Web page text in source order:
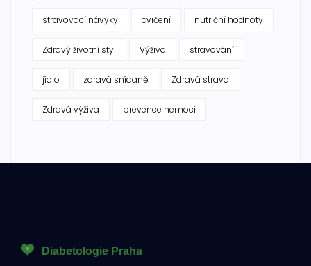
stravovací návyky cvičení nutriční hodnoty
Zdravý životní styl Výživa stravování
jídlo zdravá snídaně Zdravá strava
Zdravá výživa prevence nemocí